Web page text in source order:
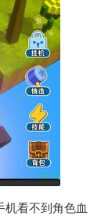
看不到角色血